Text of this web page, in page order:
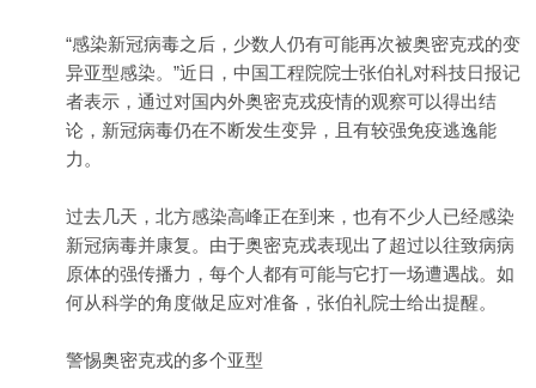
“感染新冠病毒之后，少数人仍有可能再次被奥密克戎的变
异亚型感染。”近日，中国工程院院士张伯礼对科技日报记
者表示，通过对国内外奥密克戎疫情的观察可以得出结
论，新冠病毒仍在不断发生变异，且有较强免疫逃逸能
力。
过去几天，北方感染高峰正在到来，也有不少人已经感染
新冠病毒并康复。由于奥密克戎表现出了超过以往致病病
原体的强传播力，每个人都有可能与它打一场遭遇战。如
何从科学的角度做足应对准备，张伯礼院士给出提醒。
警惕奥密克戎的多个亚型